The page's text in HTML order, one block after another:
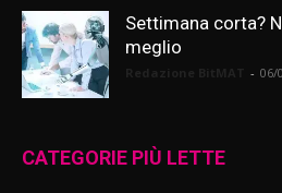
Settimana corta?
meglio
- 06/
CATEGORIE PIÙ LETTE